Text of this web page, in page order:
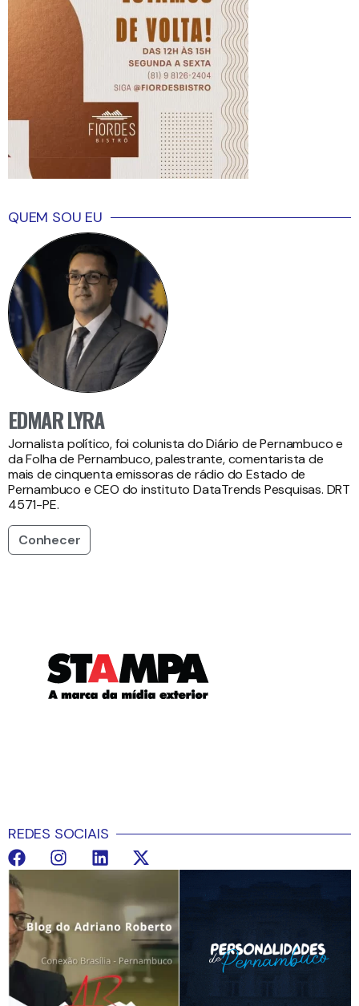
QUEM SOU EU
EDMAR LYRA
Jornalista político, foi colunista do Diário de Pernambuco e
da Folha de Pernambuco, palestrante, comentarista de
mais de cinquenta emissoras de rádio do Estado de
Pernambuco e CEO do instituto DataTrends Pesquisas. DRT
4571-PE.
Conhecer
REDES SOCIAIS